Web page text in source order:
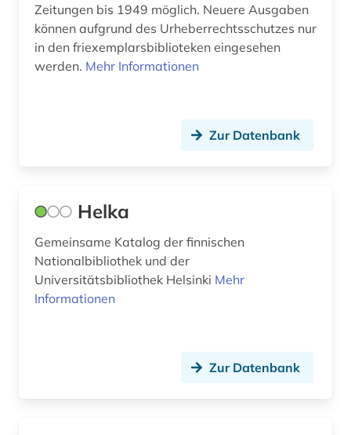
norwegen (7)
open access (1)
quelle (1)
rezept (1)
russland (2)
Zeitungen bis 1949 möglich. Neuere Ausgaben
können aufgrund des Urheberrechtsschutzes nur
in den friexemplarsbiblioteken eingesehen
werden. Mehr Informationen
Zur Datenbank
Helka
Gemeinsame Katalog der finnischen
Nationalbibliothek und der
Universitätsbibliothek Helsinki Mehr
Informationen
Zur Datenbank